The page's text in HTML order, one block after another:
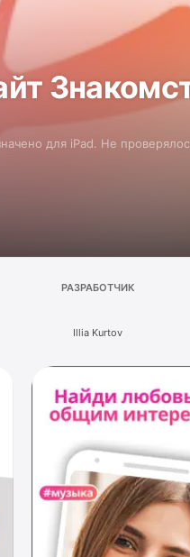
для iPad. Не
РАЗРАБОТЧИК
Illia Kurtov